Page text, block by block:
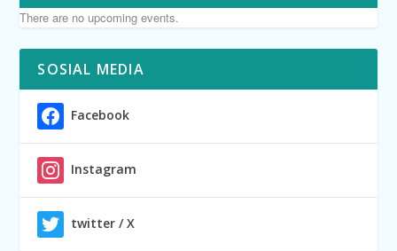
There are no upcoming events.
SOSIAL MEDIA
Facebook
Instagram
twitter / X